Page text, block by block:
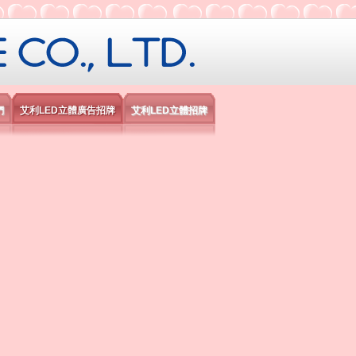
公司
艾利LED立體廣告招牌 艾利LED立體招牌